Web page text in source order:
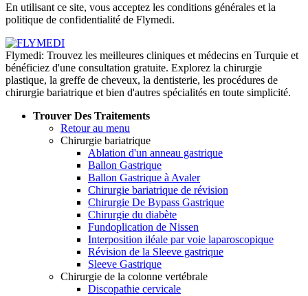
En utilisant ce site, vous acceptez les conditions générales et la
politique de confidentialité de Flymedi.
Flymedi: Trouvez les meilleures cliniques et médecins en Turquie et
bénéficiez d'une consultation gratuite. Explorez la chirurgie
plastique, la greffe de cheveux, la dentisterie, les procédures de
chirurgie bariatrique et bien d'autres spécialités en toute simplicité.
Trouver Des Traitements
Retour au menu
Chirurgie bariatrique
Ablation d'un anneau gastrique
Ballon Gastrique
Ballon Gastrique à Avaler
Chirurgie bariatrique de révision
Chirurgie De Bypass Gastrique
Chirurgie du diabète
Fundoplication de Nissen
Interposition iléale par voie laparoscopique
Révision de la Sleeve gastrique
Sleeve Gastrique
Chirurgie de la colonne vertébrale
Discopathie cervicale